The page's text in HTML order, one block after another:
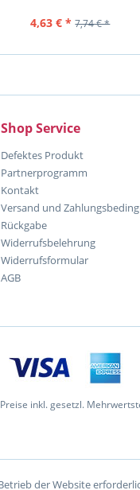
4,63 € * 7,74 € *
Shop Service
Defektes Produkt
Partnerprogramm
Kontakt
Versand und
Rückgabe
Widerrufsbelehrung
Widerrufsformular
AGB
inkl. gesetzl.
der Website